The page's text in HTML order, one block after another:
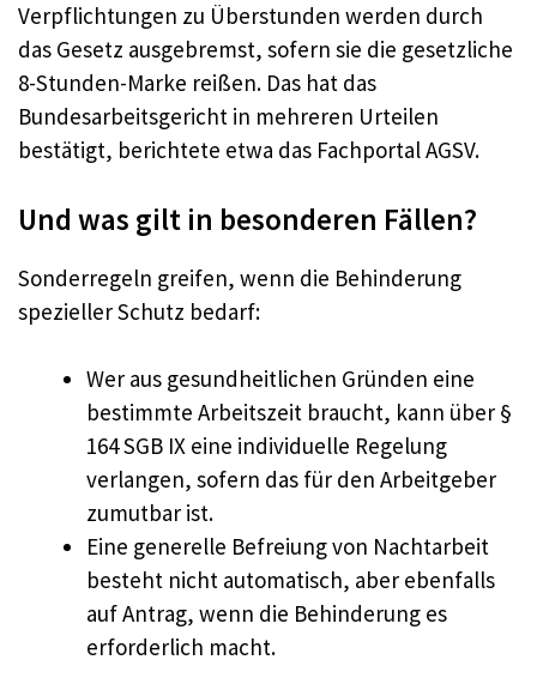
Verpflichtungen zu Überstunden werden durch
das Gesetz ausgebremst, sofern sie die gesetzliche
8-Stunden-Marke reißen. Das hat das
Bundesarbeitsgericht in mehreren Urteilen
bestätigt, berichtete etwa das Fachportal AGSV.​
Und was gilt in besonderen Fällen?
Sonderregeln greifen, wenn die Behinderung
spezieller Schutz bedarf:
Wer aus gesundheitlichen Gründen eine
bestimmte Arbeitszeit braucht, kann über §
164 SGB IX eine individuelle Regelung
verlangen, sofern das für den Arbeitgeber
zumutbar ist.
Eine generelle Befreiung von Nachtarbeit
besteht nicht automatisch, aber ebenfalls
auf Antrag, wenn die Behinderung es
erforderlich macht.​